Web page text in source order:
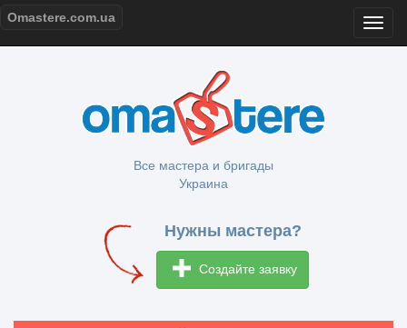
Omastere.com.ua
Все мастера и бригады
Украина
Нужны мастера?
Создайте заявку